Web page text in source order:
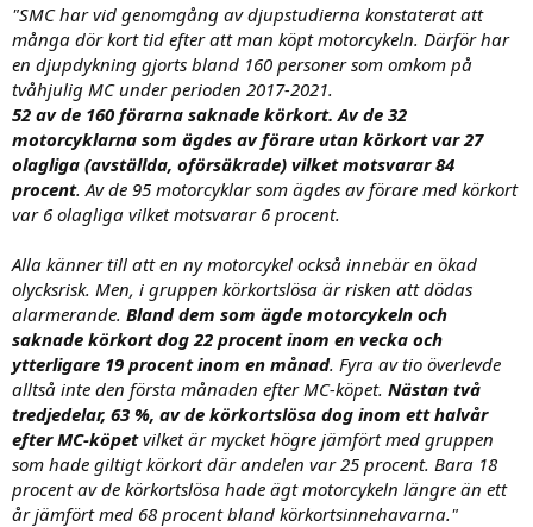
"SMC har vid genomgång av djupstudierna konstaterat att
många dör kort tid efter att man köpt motorcykeln. Därför har
en djupdykning gjorts bland 160 personer som omkom på
tvåhjulig MC under perioden 2017-2021.
52 av de 160 förarna saknade körkort. Av de 32
motorcyklarna som ägdes av förare utan körkort var 27
olagliga (avställda, oförsäkrade) vilket motsvarar 84
procent. Av de 95 motorcyklar som ägdes av förare med körkort
var 6 olagliga vilket motsvarar 6 procent.
Alla känner till att en ny motorcykel också innebär en ökad
olycksrisk. Men, i gruppen körkortslösa är risken att dödas
alarmerande. Bland dem som ägde motorcykeln och
saknade körkort dog 22 procent inom en vecka och
ytterligare 19 procent inom en månad. Fyra av tio överlevde
alltså inte den första månaden efter MC-köpet. Nästan två
tredjedelar, 63 %, av de körkortslösa dog inom ett halvår
efter MC-köpetvilket är mycket högre jämfört med gruppen
som hade giltigt körkort där andelen var 25 procent. Bara 18
procent av de körkortslösa hade ägt motorcykeln längre än ett
år jämfört med 68 procent bland körkortsinnehavarna."